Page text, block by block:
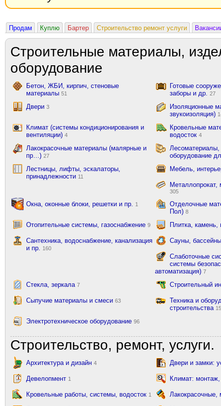
Продам Куплю Бартер Строительство ремонт услуги
Строительные материалы,
оборудование
Бетон, ЖБИ, кирпич, стеновые
материалы 51
Готовые
заборы и др.
27
Двери 3
Изоляционные
звукоизоляция)
Климат (системы кондиционирования и
вентиляции) 4
Кровельные
водосток 4
Лакокрасочные материалы (малярные и
пр…) 27
оборудование
Лестницы, лифты, эскалаторы,
принадлежности 11
Мебель,
305
Окна, оконные блоки, решетки и пр. 1
Отделочные
Пол) 8
Отопительные системы, газоснабжение 9 Плитка,
Сантехника, водоснабжение, канализация
и пр.
160
Сауны,
Слаботочные
системы
автоматизация) 7
Стекла, зеркала 7 Строительный
Сыпучие материалы и смеси 63
Техника и
строительства
Электротехническое оборудование 96
Строительство, ремонт, услуги.
Архитектура и дизайн 4 Двери и замки:
Девелопмент 1 Климат:
Кровельные работы, системы, водосток 1